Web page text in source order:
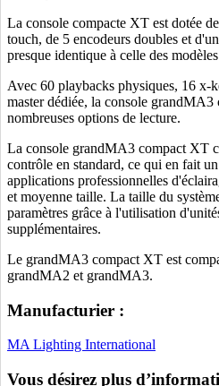
La console compacte XT est dotée
touch, de 5 encodeurs doubles et
presque identique à celle des
Avec 60 playbacks physiques, 16 x-
master dédiée, la console
nombreuses options de lecture.
La console grandMA3 compact XT
contrôle en standard, ce qui en fait
applications professionnelles
et moyenne taille. La taille du
paramètres grâce à l'utilisation
supplémentaires.
Le grandMA3 compact XT est
grandMA2 et grandMA3.
Manufacturier :
MA Lighting International
Vous désirez plus